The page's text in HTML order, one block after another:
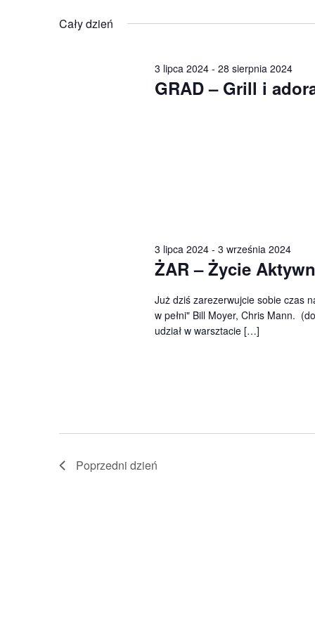
słowa
datę.
Cały dzień
GRAD – Grill i
3 lipca 2024- 28 sierpnia 2024
ŻAR – Życie
3 lipca 2024- 3 września 2024
Już dziś zarezerwujcie sobie czas
w pełni" Bill Moyer, Chris Mann.
udział w warsztacie […]
Poprzedni dzień